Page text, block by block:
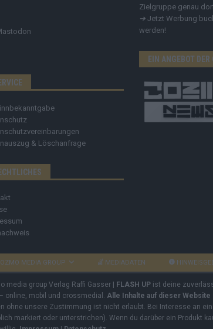
& Löschanfrage
Zielgruppe genau
➔ Jetzt Werbung
werden!
EIN ANGEBOT
MEDIA GROUP MEDIADATEN
group Verlag Raffi Gasser | FLASH UP ist deine
online, mobil und crossmedial. Alle Inhalte auf dieser
ohne unsere Zustimmung ist nicht erlaubt. Bei Interesse an
markiert oder unterstrichen). Wenn du darüber ein Produkt